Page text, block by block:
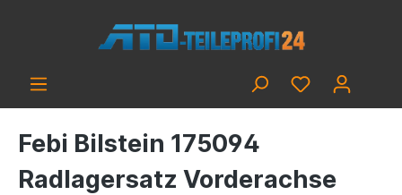
Febi Bilstein 175094
Radlagersatz Vorderachse